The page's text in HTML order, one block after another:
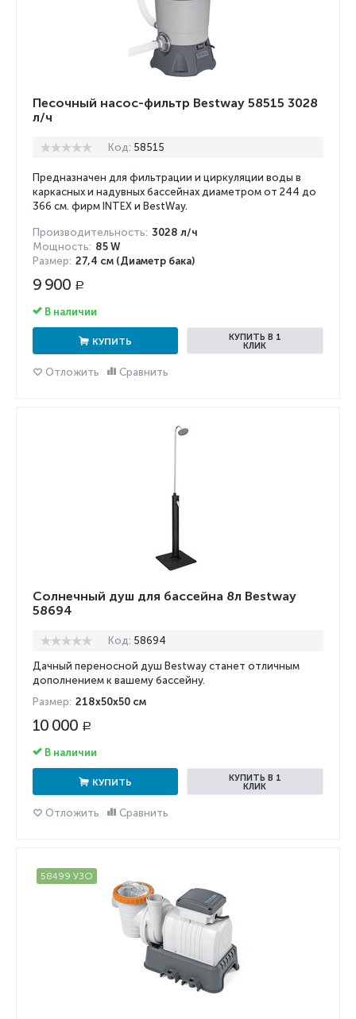
Песочный насос-фильтр Bestway 58515 3028
л/ч
Код: 58515
Предназначен для фильтрации и циркуляции воды в
каркасных и надувных бассейнах диаметром от 244 до
366 см. фирм INTEX и BestWay.
Производительность: 3028 л/ч
Мощность: 85 W
Размер: 27,4 см (Диаметр бака)
9 900 Р
В наличии
КУПИТЬ
КУПИТЬ В 1
КЛИК
Отложить Сравнить
Солнечный душ для бассейна 8л Bestway
58694
Код: 58694
Дачный переносной душ Bestway станет отличным
дополнением к вашему бассейну.
Размер: 218x50x50 см
10 000 Р
В наличии
КУПИТЬ
КУПИТЬ В 1
КЛИК
Отложить Сравнить
58499 УЗО